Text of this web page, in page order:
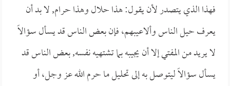
فهذا الذي يتصدر لأن يقول: هذا حلال وهذا حرام, لا بد أن
يعرف حيل الناس وألاعيبهم، فإن بعض الناس قد يسأل سؤالاً
لا يريد من المفتي إلا أن يجيبه بما تشتهيه نفسه, بعض الناس قد
يسأل سؤالاً ليتوصل به إلى تحليل ما حرم الله عز وجل، أو